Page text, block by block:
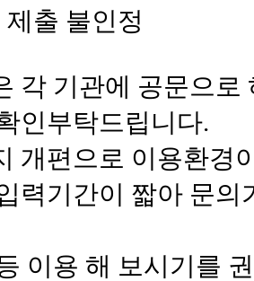
출 불인정
각 기관에 공문으
인부탁드립니다.
개편으로 이용환경
력기간이 짧아 문
이용 해 보시기를